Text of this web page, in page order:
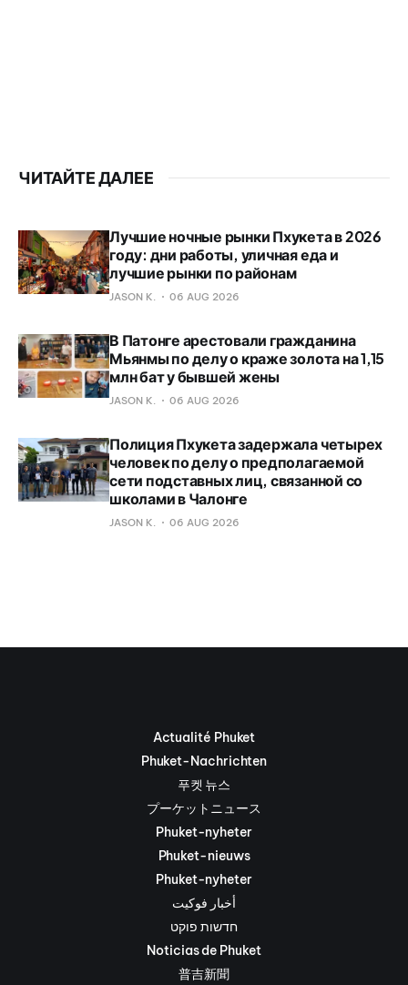
ЧИТАЙТЕ ДАЛЕЕ
Лучшие ночные рынки Пхукета в 2026
году: дни работы, уличная еда и
лучшие рынки по районам
JASON K. 06 AUG 2026
В Патонге арестовали гражданина
Мьянмы по делу о краже золота на 1,15
млн бат у бывшей жены
JASON K. 06 AUG 2026
Полиция Пхукета задержала четырех
человек по делу о предполагаемой
сети подставных лиц, связанной со
школами в Чалонге
JASON K. 06 AUG 2026
Actualité Phuket
Phuket-Nachrichten
푸켓 뉴스
プーケットニュース
Phuket-nyheter
Phuket-nieuws
Phuket-nyheter
أخبار فوكيت
חדשות פוקט
Noticias de Phuket
普吉新聞